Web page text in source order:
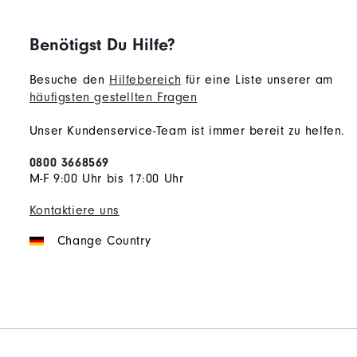
Benötigst Du Hilfe?
Besuche den Hilfebereich für eine Liste unserer am
häufigsten gestellten Fragen
Unser Kundenservice-Team ist immer bereit zu helfen.
0800 3668569
M-F 9:00 Uhr bis 17:00 Uhr
Kontaktiere uns
Change Country